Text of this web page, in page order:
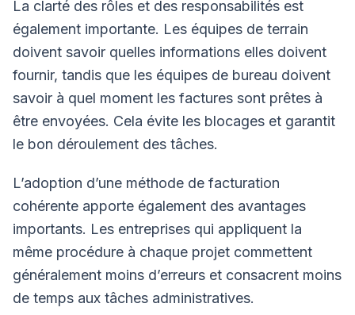
La clarté des rôles et des responsabilités est
également importante. Les équipes de terrain
doivent savoir quelles informations elles doivent
fournir, tandis que les équipes de bureau doivent
savoir à quel moment les factures sont prêtes à
être envoyées. Cela évite les blocages et garantit
le bon déroulement des tâches.
L’adoption d’une méthode de facturation
cohérente apporte également des avantages
importants. Les entreprises qui appliquent la
même procédure à chaque projet commettent
généralement moins d’erreurs et consacrent moins
de temps aux tâches administratives.